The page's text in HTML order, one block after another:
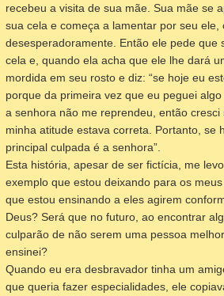
recebeu a visita de sua mãe. Sua mãe se
sua cela e começa a lamentar por seu ele,
desesperadoramente. Então ele pede que
cela e, quando ela acha que ele lhe dará
mordida em seu rosto e diz: “se hoje eu
porque da primeira vez que eu peguei
a senhora não me reprendeu, então
minha atitude estava correta. Portanto, se
principal culpada é a senhora”.
Esta história, apesar de ser fictícia, me
exemplo que estou deixando para os
que estou ensinando a eles agirem
Deus? Será que no futuro, ao encontrar
culparão de não serem uma pessoa
ensinei?
Quando eu era desbravador tinha um
que queria fazer especialidades, ele